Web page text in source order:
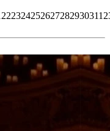
222324252627282930311 2